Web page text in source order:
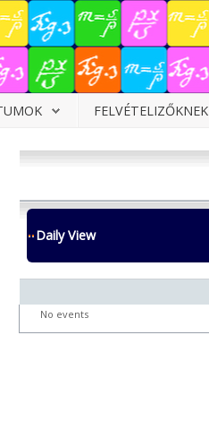
FELVÉTELIZŐKNEK
Daily View
No events